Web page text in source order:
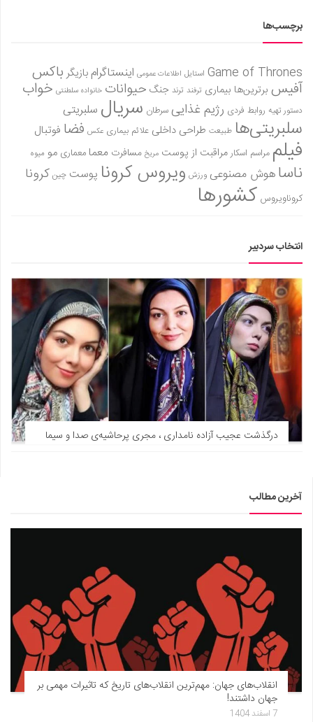
برچسب‌ها
Game of Thrones استایل اطلاعات عمومی اینستاگرام بازیگر باکس
آفیس برترین‌ها بیماری ترفند ترند جنگ حیوانات خانواده سلطنتی خواب
دستور تهیه روابط فردی رژیم غذاییسرطان سریال سلبریتی
سلبریتی‌ها طبیعت طراحی داخلی علائم بیماری عکس فضا فوتبال
فیلم مراسم اسکارمراقبت از پوست مریخ مسافرت معمامعماری مو میوه
ناساهوش مصنوعی ورزش ویروس کرونا پوست چین کرونا
کروناویروس کشورها
انتخاب سردبیر
درگذشت عجیب آزاده نامداری ، مجری پرحاشیه‌ی صدا و سیما
آخرین مطالب
انقلاب‌های جهان: مهم‌ترین انقلاب‌های تاریخ که تاثیرات مهمی بر
جهان داشتند!
7 اسفند 1404